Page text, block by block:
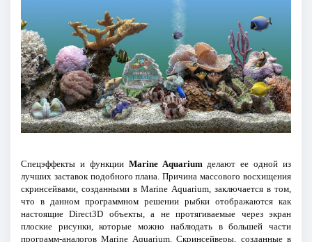
Спецэффекты и функции Marine Aquariumделают ее одной из
лучших заставок подобного плана. Причина массового восхищения
скринсейвами, созданными в Marine Aquarium, заключается в том,
что в данном программном решении рыбки отображаются как
настоящие Direct3D объекты, а не протягиваемые через экран
плоские рисунки, которые можно наблюдать в большей части
программ-аналогов Marine Aquarium. Скринсейверы, созданные в